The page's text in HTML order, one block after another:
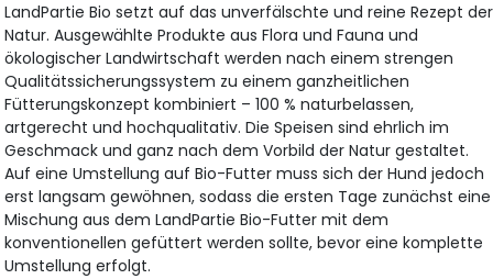
LandPartie Bio setzt auf das unverfälschte und reine Rezept der
Natur. Ausgewählte Produkte aus Flora und Fauna und
ökologischer Landwirtschaft werden nach einem strengen
Qualitätssicherungssystem zu einem ganzheitlichen
Fütterungskonzept kombiniert – 100 % naturbelassen,
artgerecht und hochqualitativ. Die Speisen sind ehrlich im
Geschmack und ganz nach dem Vorbild der Natur gestaltet.
Auf eine Umstellung auf Bio-Futter muss sich der Hund jedoch
erst langsam gewöhnen, sodass die ersten Tage zunächst eine
Mischung aus dem LandPartie Bio-Futter mit dem
konventionellen gefüttert werden sollte, bevor eine komplette
Umstellung erfolgt.